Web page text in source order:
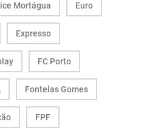
Mortágua Euro
Expresso
FC Porto
Fontelas Gomes
FPF